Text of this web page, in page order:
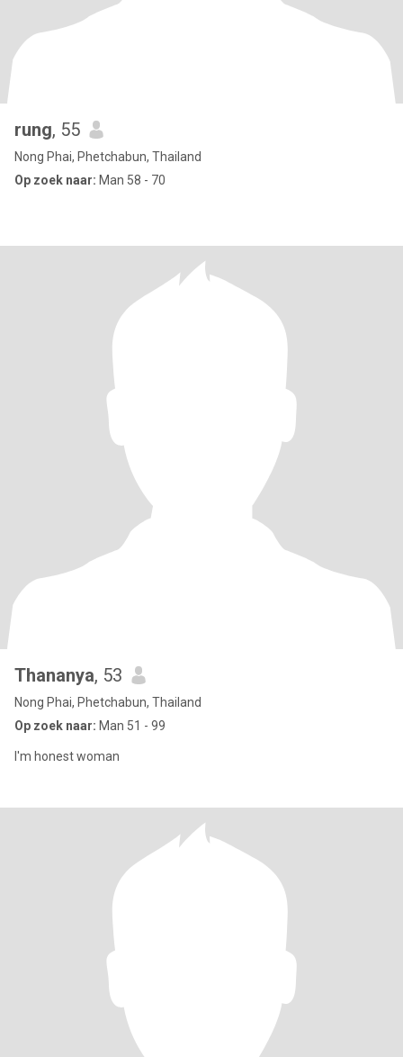
rung, 55
Nong Phai, Phetchabun, Thailand
Op zoek naar: Man 58 - 70
Thananya, 53
Nong Phai, Phetchabun, Thailand
Op zoek naar: Man 51 - 99
I'm honest woman